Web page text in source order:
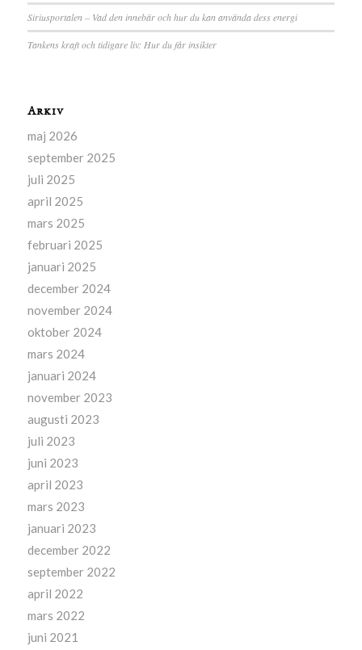
Siriusportalen – Vad den innebär och hur du kan använda dess energi
Tankens kraft och tidigare liv: Hur du får insikter
Arkiv
maj 2026
september 2025
juli 2025
april 2025
mars 2025
februari 2025
januari 2025
december 2024
november 2024
oktober 2024
mars 2024
januari 2024
november 2023
augusti 2023
juli 2023
juni 2023
april 2023
mars 2023
januari 2023
december 2022
september 2022
april 2022
mars 2022
juni 2021